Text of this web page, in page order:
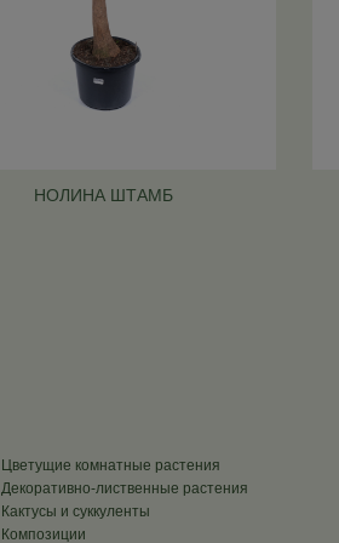
НОЛИНА ШТАМБ
Цветущие комнатные растения
Декоративно-лиственные растения
Кактусы и суккуленты
Композиции